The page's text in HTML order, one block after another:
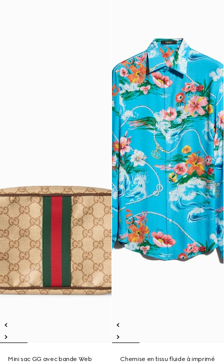
Mini sac GG avec bande Web Chemise en tissu fluide à imprimé